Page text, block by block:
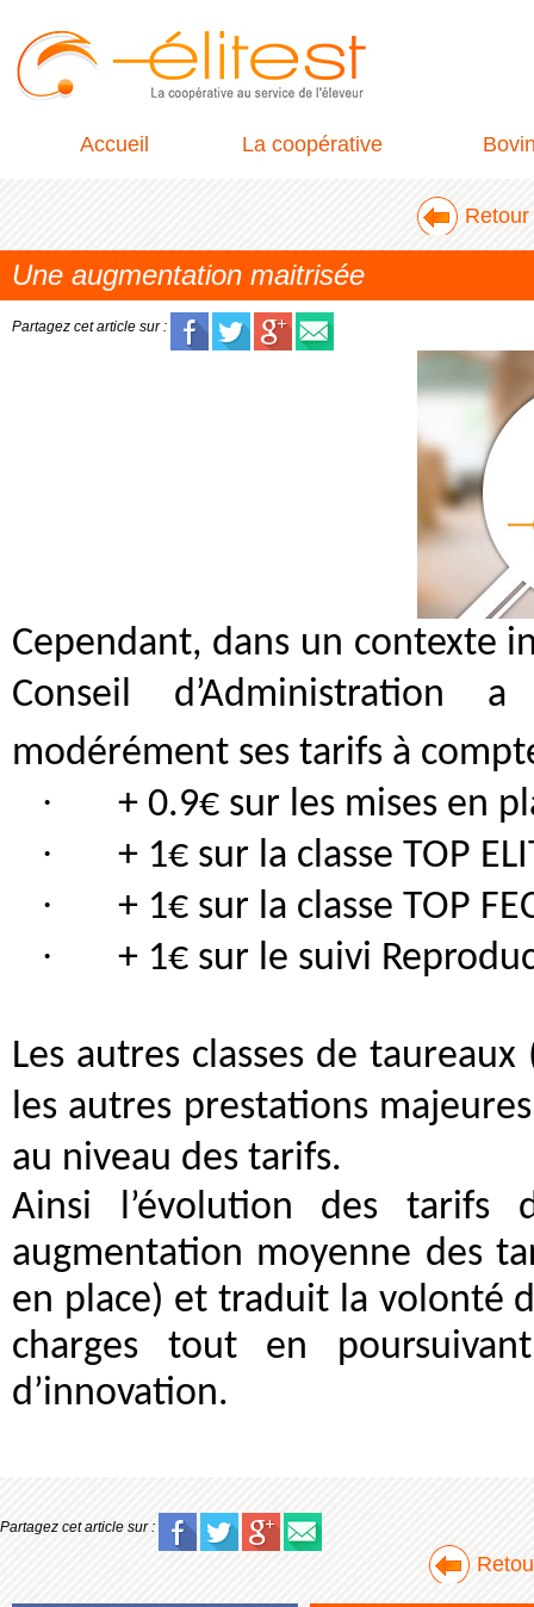
Accueil La coopérative
Une augmentation maitrisée
Partagez cet article sur :
Cependant, dans un contexte
Conseil d’Administration
modérément ses tarifs à
· + 0.9€ sur les mises en
· + 1€ sur la classe TOP
· + 1€ sur la classe TOP
· + 1€ sur le suivi
Les autres classes de taureaux
les autres prestations
au niveau des tarifs.
Ainsi l’évolution des tarifs
augmentation moyenne des
en place) et traduit la volonté
charges tout en
d’innovation.
Partagez cet article sur :